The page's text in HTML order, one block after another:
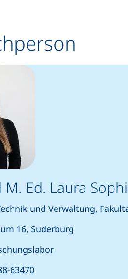
M. Ed. Laura
und Verwaltung,
16, Suderburg
63470(startet einen